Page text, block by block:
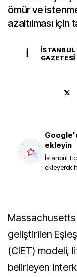
ömür ve
azaltılması için
İ
İSTANBUL
GAZETESI
ekleyin
İstanbul
ekleyerek
Massachusetts Teknoloji Enstitüsü'nde (MIT)
geliştirilen
(CIET) modeli,
belirleyen